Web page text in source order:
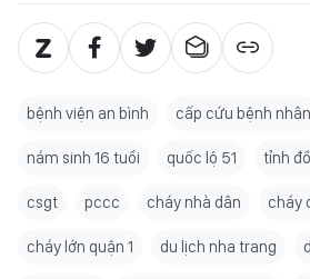
bệnh viện an bình cấp cứu bệnh nhân
nám sinh 16 tuổi quốc lộ 51 tỉnh
csgt pccc cháy nhà dân cháy
cháy lớn quận 1 du lịch nha trang